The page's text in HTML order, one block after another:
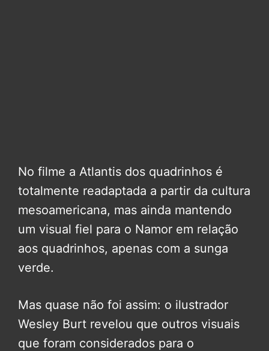
No filme a Atlantis dos quadrinhos é
totalmente readaptada a partir da cultura
mesoamericana, mas ainda mantendo
um visual fiel para o Namor em relação
aos quadrinhos, apenas com a sunga
verde.
Mas quase não foi assim: o ilustrador
Wesley Burt revelou que outros visuais
que foram considerados para o